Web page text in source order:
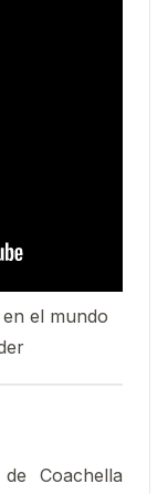
el mundo
Coachella